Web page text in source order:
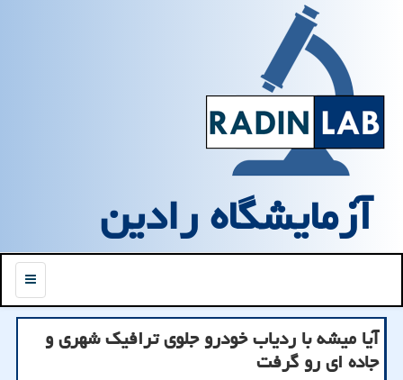
آزمایشگاه رادین
منو
آیا میشه با ردیاب خودرو جلوی ترافیک شهری و
جاده ای رو گرفت